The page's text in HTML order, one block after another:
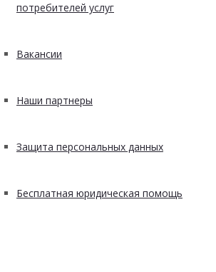
потребителей услуг
Вакансии
Наши партнеры
Защита персональных данных
Бесплатная юридическая помощь